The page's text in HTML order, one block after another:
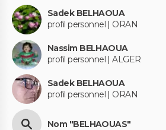
Sadek BELHAOUA
profil personnel | ORAN
Nassim BELHAOUA
profil personnel | ALGER
Sadek BELHAOUA
profil personnel | ORAN
Nom "BELHAOUAS"